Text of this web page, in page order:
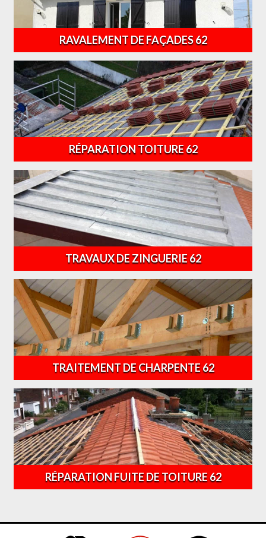
RAVALEMENT DE FAÇADES 62
RÉPARATION TOITURE 62
TRAVAUX DE ZINGUERIE 62
TRAITEMENT DE CHARPENTE 62
RÉPARATION FUITE DE TOITURE 62